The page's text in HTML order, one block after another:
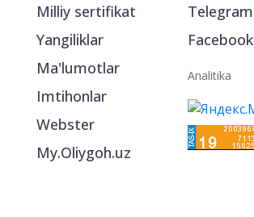
Milliy sertifikat
Yangiliklar
Ma'lumotlar
Imtihonlar
Webster
My.Oliygoh.uz
Telegram
Facebook
Analitika